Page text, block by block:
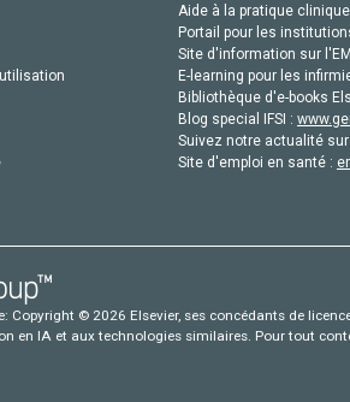
Aide à la pratique
Portail pour les
Site d'information sur
E-learning pour les
Bibliothèque d'e-books
Blog special IFSI :
Suivez notre actualité
Site d'emploi en santé :
Copyright © 2026 Elsevier, ses concédants de
en IA et aux technologies similaires. Pour tout